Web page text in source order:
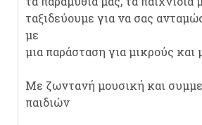
ταξιδεύουμε για να σας
με
μια παράσταση για μικρούς και
Με ζωντανή μουσική και
παιδιών